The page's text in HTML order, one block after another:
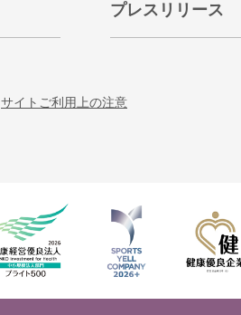
プレスリリース
サイトご利用上の注意